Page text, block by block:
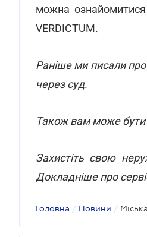
можна
VERDICTUM.
Раніше ми писали
через суд.
Також вам може бути
Захистіть свою
Докладніше про
Головна / Новини /